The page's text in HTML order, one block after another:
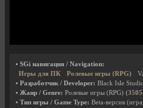
• SGi навигация / Navigation:
Игры для ПК
Ролевые игры (RPG)
• Разработчик / Developer: Black Isle
• Жанр / Genre: Ролевые игры (RPG)
• Тип игры / Game Type: Beta-версия